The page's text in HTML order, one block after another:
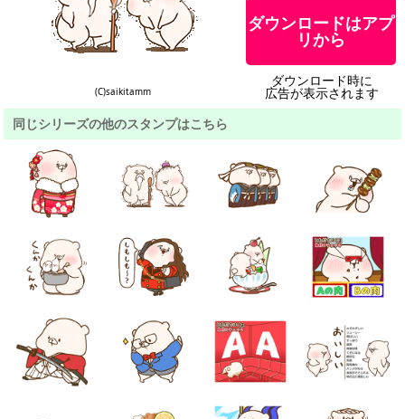
(C)saikitamm
ダウンロードはアプ
リから
ダウンロード時に
広告が表示されます
同じシリーズの他のスタンプはこちら